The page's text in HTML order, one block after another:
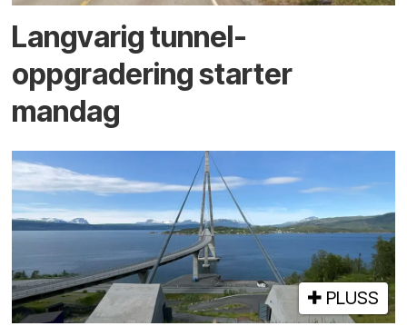
Langvarig tunnel­
oppgradering starter
mandag
PLUSS